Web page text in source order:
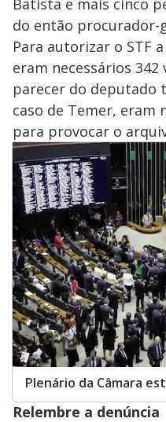
Batista e mais cinco
do então procurador-
Para autorizar o STF
eram necessários
parecer do deputado
caso de Temer, eram
para provocar o
Plenário da Câmara
Relembre a denúncia